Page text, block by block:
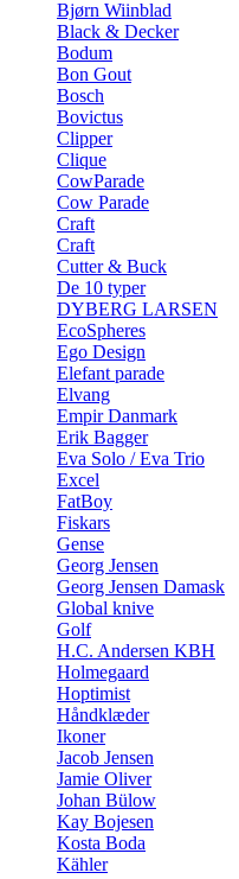
Bjørn Wiinblad
Black & Decker
Bodum
Bon Gout
Bosch
Bovictus
Clipper
Clique
CowParade
Cow Parade
Craft
Craft
Cutter & Buck
De 10 typer
DYBERG LARSEN
EcoSpheres
Ego Design
Elefant parade
Elvang
Empir Danmark
Erik Bagger
Eva Solo / Eva Trio
Excel
FatBoy
Fiskars
Gense
Georg Jensen
Georg Jensen Damask
Global knive
Golf
H.C. Andersen KBH
Holmegaard
Hoptimist
Håndklæder
Ikoner
Jacob Jensen
Jamie Oliver
Johan Bülow
Kay Bojesen
Kosta Boda
Kähler